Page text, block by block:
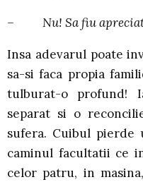
– Nu! Sa fiu apreciata
Insa adevarul poate
sa-si faca propia
tulburat-o profund!
separat si o
sufera. Cuibul pierde
caminul facultatii ce
celor patru, in